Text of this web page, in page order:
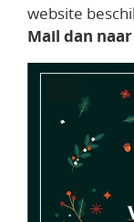
website
Mail dan naar